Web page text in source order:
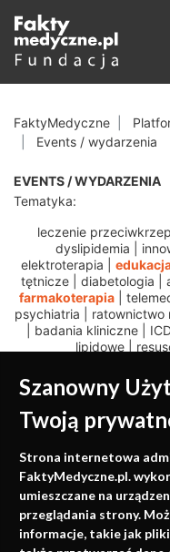
Szanowny
Twoją
Strona internetowa
FaktyMedyczne.pl.
umieszczane na
przeglądania strony.
informacje, takie jak
FaktyMedyczne
Events / wydarzenia
EVENTS / WYDARZENIA
Tematyka:
leczenie
dyslipidemia
elektroterapia
tętnicze| diabetologia
farmakoterapia|
psychiatria
ratownictwo
badania kliniczne|
lipidowe
Konferencje,